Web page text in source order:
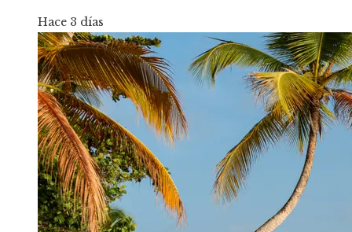
Hace 3 días